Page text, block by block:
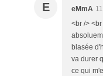
E eMmA
<br />
blasée
va durer
ce qui